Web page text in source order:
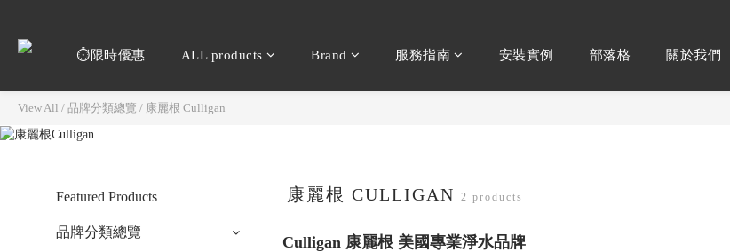
⏱️限時優惠 ALL products Brand 服務指南 安裝實例 部落格 關於我們
View All / 品牌分類總覽 / 康麗根 Culligan
Featured Products
品牌分類總覽
康麗根 CULLIGAN 2 products
Culligan 康麗根 美國專業淨水品牌